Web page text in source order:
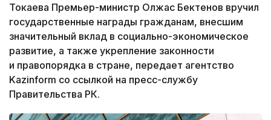
Токаева Премьер-министр Олжас Бектенов вручил
государственные награды гражданам, внесшим
значительный вклад в социально-экономическое
развитие, а также укрепление законности
и правопорядка в стране, передает агентство
Kazinform со ссылкой на пресс-службу
Правительства РК.